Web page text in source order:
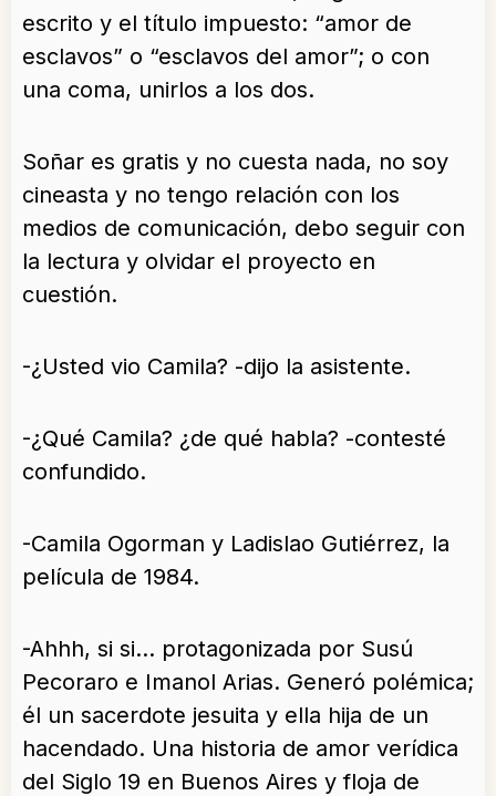
escrito y el título impuesto: “amor de
esclavos” o “esclavos del amor”; o con
una coma, unirlos a los dos.
Soñar es gratis y no cuesta nada, no soy
cineasta y no tengo relación con los
medios de comunicación, debo seguir con
la lectura y olvidar el proyecto en
cuestión.
-¿Usted vio Camila? -dijo la asistente.
-¿Qué Camila? ¿de qué habla? -contesté
confundido.
-Camila Ogorman y Ladislao Gutiérrez, la
película de 1984.
-Ahhh, si si… protagonizada por Susú
Pecoraro e Imanol Arias. Generó polémica;
él un sacerdote jesuita y ella hija de un
hacendado. Una historia de amor verídica
del Siglo 19 en Buenos Aires y floja de